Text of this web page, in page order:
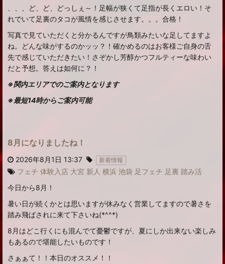
、、、ど、ど、どっしぇ～！足幅が狭くて足指が長くエロい！そ
れでいて足裏のタコが風情を感じさせます。。。合格！
写真で見ていただくと分かるんですが鳥類みたいな足してますよ
ね。どんな味がするのかッッ？！確かめるのはお客様ご自身の舌
先で感じていただきたい！さぞかし芳醇かつフルティーな味わい
だと予想。答えは如何に？！
※関内エリアでのご案内となります
※最短14時からご案内可能
8月になりましたね！
2026年8月1日 13:37 新着情報
フェチ 体験入店 大宮 新人 横浜 池袋 足フェチ 足裏 踏み活
今日から8月！
暑い日が続くかとは思いますが休みなく営業してますので暑さを
踏み飛ばされに来て下さいね(*^^*)
8月はどこ行くにも混んでて憂鬱ですが、夏にしか出来ない楽しみ
もあるので堪能したいものです！
さぁぁて！！本日のオススメ！！